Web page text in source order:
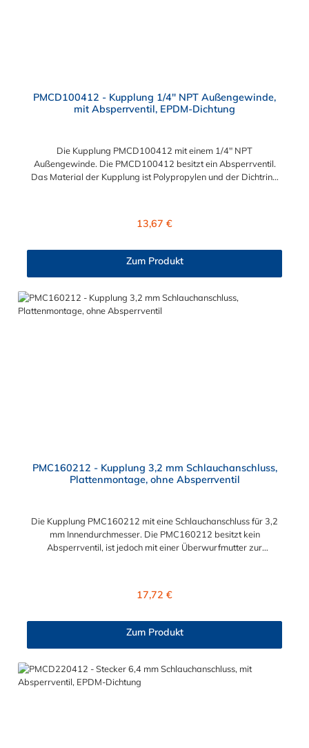
PMCD100412 - Kupplung 1/4" NPT Außengewinde,
mit Absperrventil, EPDM-Dichtung
Die Kupplung PMCD100412 mit einem 1/4" NPT
Außengewinde. Die PMCD100412 besitzt ein Absperrventil.
Das Material der Kupplung ist Polypropylen und der Dichtring
Regulärer Preis:
13,67 €
Zum Produkt
PMC160212 - Kupplung 3,2 mm Schlauchanschluss,
Plattenmontage, ohne Absperrventil
Die Kupplung PMC160212 mit eine Schlauchanschluss für 3,2
mm Innendurchmesser. Die PMC160212 besitzt kein
Absperrventil, ist jedoch mit einer Überwurfmutter zur
Steckern der PMC-, PMC12- und MC- Serie kombinieren.
Regulärer Preis:
17,72 €
Zum Produkt